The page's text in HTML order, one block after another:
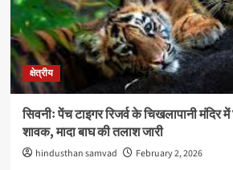
क्षेत्रीय
सिवनीः पेंच टाइगर रिजर्व के चिखलापानी मंदिर
शावक, मादा बाघ की तलाश जारी
hindusthan samvad February 2, 2026